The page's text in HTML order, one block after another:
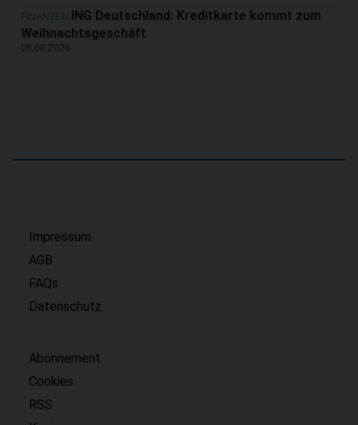
FINANZEN ING Deutschland: Kreditkarte kommt zum
Weihnachtsgeschäft
06.08.2026
Impressum
AGB
FAQs
Datenschutz
Abonnement
Cookies
RSS